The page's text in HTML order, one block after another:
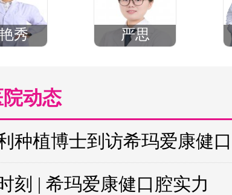
秀 严思
动态
种植博士到访希玛爱康健口
刻 | 希玛爱康健口腔实力